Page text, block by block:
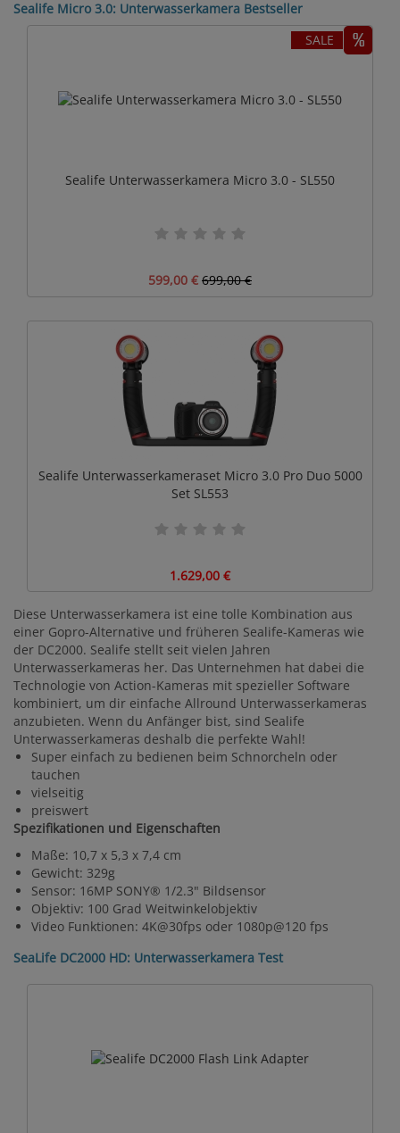
Sealife Micro 3.0: Unterwasserkamera Bestseller
SALE
Sealife Unterwasserkamera Micro 3.0 - SL550
599,00 € 699,00 €
Sealife Unterwasserkameraset Micro 3.0 Pro Duo 5000
Set SL553
1.629,00 €
Diese Unterwasserkamera ist eine tolle Kombination aus
einer Gopro-Alternative und früheren Sealife-Kameras wie
der DC2000. Sealife stellt seit vielen Jahren
Unterwasserkameras her. Das Unternehmen hat dabei die
Technologie von Action-Kameras mit spezieller Software
kombiniert, um dir einfache Allround Unterwasserkameras
anzubieten. Wenn du Anfänger bist, sind Sealife
Unterwasserkameras deshalb die perfekte Wahl!
Super einfach zu bedienen beim Schnorcheln oder
tauchen
vielseitig
preiswert
Spezifikationen und Eigenschaften
Maße: 10,7 x 5,3 x 7,4 cm
Gewicht: 329g
Sensor: 16MP SONY® 1/2.3" Bildsensor
Objektiv: 100 Grad Weitwinkelobjektiv
Video Funktionen: 4K@30fps oder 1080p@120 fps
SeaLife DC2000 HD: Unterwasserkamera Test